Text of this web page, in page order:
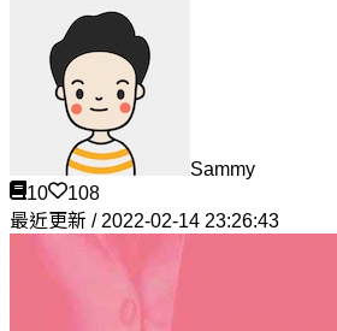
Sammy
10
108
最近更新 / 2022-02-14 23:26:43